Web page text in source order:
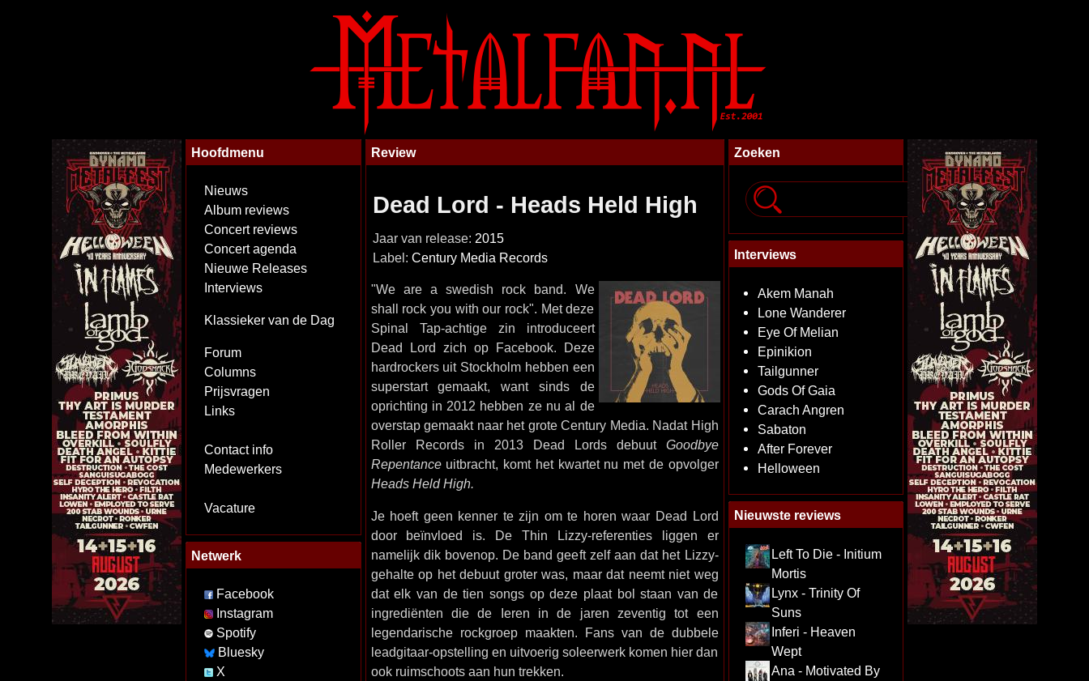
Hoofdmenu
Nieuws
Album reviews
Concert reviews
Concert agenda
Nieuwe Releases
Interviews
Klassieker van de Dag
Forum
Columns
Prijsvragen
Links
Contact info
Medewerkers
Vacature
Netwerk
Facebook
Instagram
Spotify
Bluesky
X
Review
Dead Lord - Heads Held High
Jaar van release: 2015
Label: Century Media Records
"We are a swedish rock band. We
shall rock you with our rock". Met deze
Spinal Tap-achtige zin introduceert
Dead Lord zich op Facebook. Deze
hardrockers uit Stockholm hebben een
superstart gemaakt, want sinds de
oprichting in 2012 hebben ze nu al de
overstap gemaakt naar het grote Century Media. Nadat High
Roller Records in 2013 Dead Lords debuut Goodbye
Repentanceuitbracht, komt het kwartet nu met de opvolger
Heads Held High.
Je hoeft geen kenner te zijn om te horen waar Dead Lord
door beïnvloed is. De Thin Lizzy-referenties liggen er
namelijk dik bovenop. De band geeft zelf aan dat het Lizzy-
gehalte op het debuut groter was, maar dat neemt niet weg
dat elk van de tien songs op deze plaat bol staan van de
ingrediënten die de Ieren in de jaren zeventig tot een
legendarische rockgroep maakten. Fans van de dubbele
leadgitaar-opstelling en uitvoerig soleerwerk komen hier dan
ook ruimschoots aan hun trekken.
Zoeken
Interviews
Akem Manah
Lone Wanderer
Eye Of Melian
Epinikion
Tailgunner
Gods Of Gaia
Carach Angren
Sabaton
After Forever
Helloween
Nieuwste reviews
Left To Die - Initium
Mortis
Lynx - Trinity Of
Suns
Inferi - Heaven
Wept
Ana - Motivated By